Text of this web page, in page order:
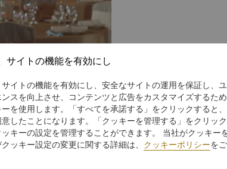
しました。
サイトの機能を有効にし
イトの機能を有効にし、安全なサイトの運用を保証し、
ンスを向上させ、コンテンツと広告をカスタマイズするた
を使用します。「すべてを承諾する」をクリックすると
したことになります。「クッキーを管理する」をクリッ
キーの設定を管理することができます。 当社がクッキー
ッキー設定の変更に関する詳細は、 クッキーポリシーを